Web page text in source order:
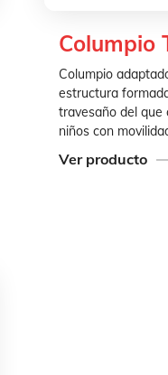
Columpio
Columpio
estructura
travesaño del que
niños con
Ver producto